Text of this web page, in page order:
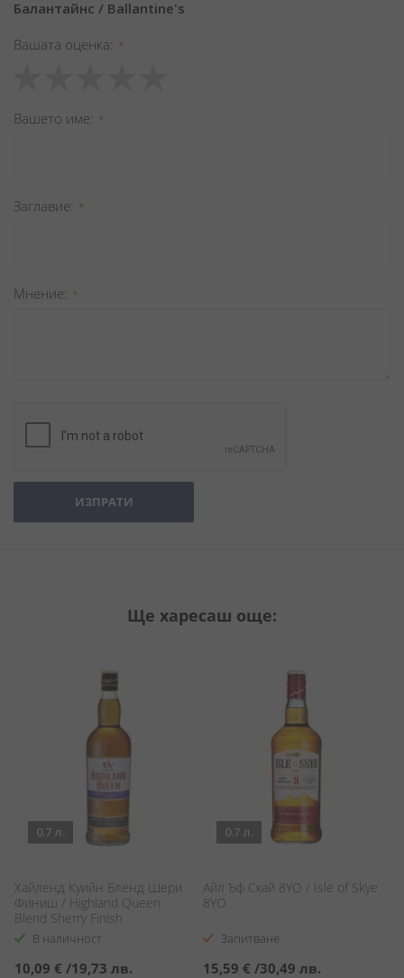
Балантайнс / Ballantine's
Вашата оценка
star
stars
stars
stars
stars
Вашето име
Заглавиe
Мнение
ИЗПРАТИ
Ще харесаш още:
0.7 л.
Хайленд Куийн Бленд Шери
Финиш / Highland Queen
Blend Sherry Finish
В наличност
10,09 € /19,73 лв.
0.7 л.
Айл Ъф Скай 8YО / Isle of Skye
8YO
Запитване
15,59 € /30,49 лв.